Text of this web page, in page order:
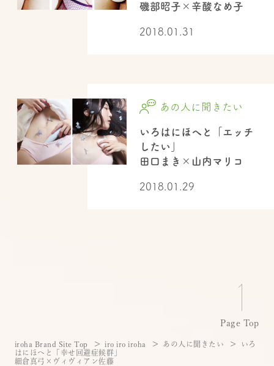
磯部昭子×辛酸なめ子
2018.01.31
あの人に聞きたい
いろはにほへと「エッチ
したい」
田口まき×山内マリコ
2018.01.29
Page Top
iroha Brand Site Top iro iro iroha あの人に聞きたい
いろ
はにほへと「幸せ回避症候群」
細倉真弓×ヴィヴィアン佐藤